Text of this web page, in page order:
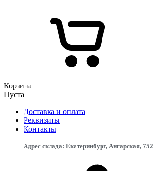
Корзина
Пуста
Доставка и оплата
Реквизиты
Контакты
Адрес склада: Екатеринбург, ​Ангарская, 75​2